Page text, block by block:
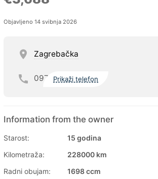
Objavljeno 14 svibnja 2026
Zagrebačka
097 Prikaži telefon
Information from the owner
Starost:
15 godina
Kilometraža:
228000 km
Radni obujam:
1698 ccm